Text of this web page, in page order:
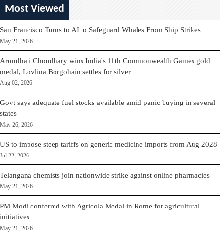
Most Viewed
San Francisco Turns to AI to Safeguard Whales From Ship Strikes
May 21, 2026
Arundhati Choudhary wins India's 11th Commonwealth Games gold
medal, Lovlina Borgohain settles for silver
Aug 02, 2026
Govt says adequate fuel stocks available amid panic buying in several
states
May 26, 2026
US to impose steep tariffs on generic medicine imports from Aug 2028
Jul 22, 2026
Telangana chemists join nationwide strike against online pharmacies
May 21, 2026
PM Modi conferred with Agricola Medal in Rome for agricultural
initiatives
May 21, 2026